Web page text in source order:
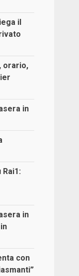
il
orario,
in
in
con